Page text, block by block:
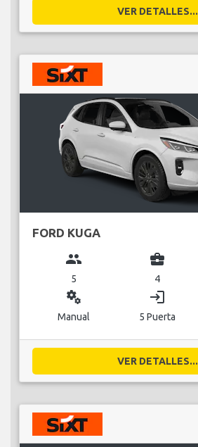
VER DETALLES...
FORD KUGA
group
5
business_center
4
miscellaneous_services
Manual
login
5 Puerta
VER DETALLES...